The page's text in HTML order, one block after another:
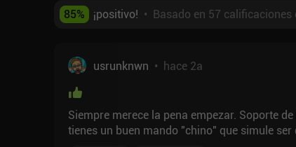
85% ¡positivo! • Basado en 57 calificaciones
usrunknwn • hace 2a
Siempre merece la pena empezar. Soporte
tienes un buen mando "chino" que simule